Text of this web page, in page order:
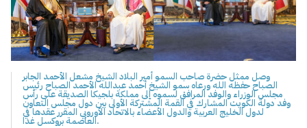
وصل ممثل حضرة صاحب السمو أمير البلاد الشيخ مشعل الأحمد الجابر
الصباح حفظه الله ورعاه سمو الشيخ أحمد عبدالله الأحمد الصباح رئيس
مجلس الوزراء والوفد المرافق لسموه إلى مملكة بلجيكا الصديقة على رأس
وفد دولة الكويت المشارك في القمة المشتركة الأولى بين دول مجلس التعاون
لدول الخليج العربية والدول الأعضاء بالاتحاد الأوروبي المقرر عقدها في
العاصمة بروكسل غدا.